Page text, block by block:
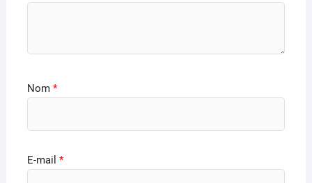
Nom *
E-mail *